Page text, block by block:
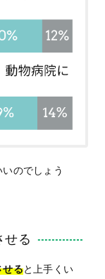
のでしょう
せる
せると上手くい